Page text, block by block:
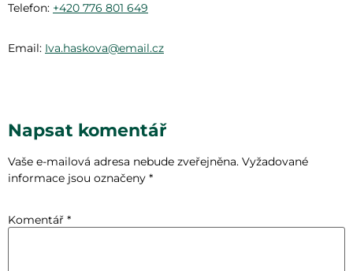
Telefon: +420 776 801 649
Email: Iva.haskova@email.cz
Napsat komentář
Vaše e-mailová adresa nebude zveřejněna. Vyžadované
informace jsou označeny *
Komentář *